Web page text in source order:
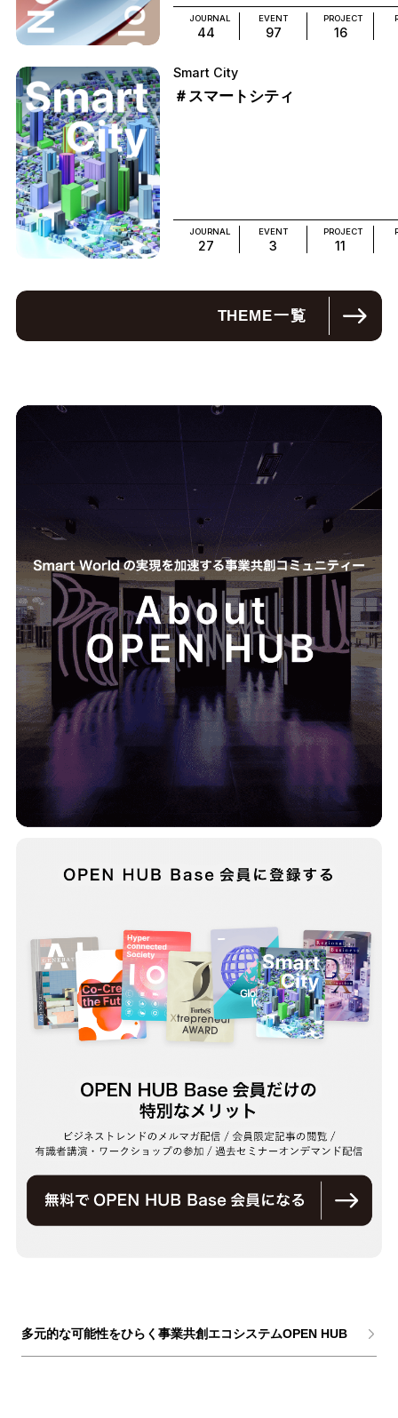
JOURNAL
44
EVENT
97
PROJECT
16
Smart City
＃スマートシティ
JOURNAL
27
EVENT
3
PROJECT
11
THEME一覧
多元的な可能性をひらく事業共創エコシステムOPEN HUB